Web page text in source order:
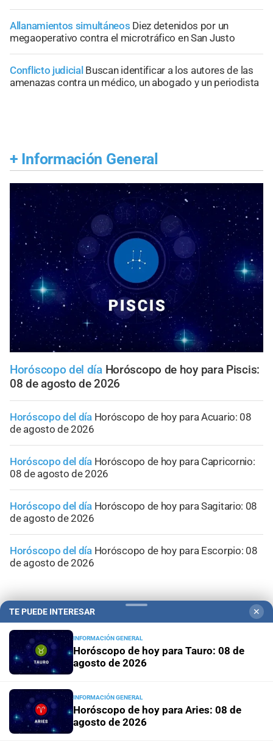
Allanamientos simultáneos Diez detenidos por un
megaoperativo contra el microtráfico en San Justo
Conflicto judicial Buscan identificar a los autores de las
amenazas contra un médico, un abogado y un periodista
+ Información General
Horóscopo del día Horóscopo de hoy para Piscis:
08 de agosto de 2026
Horóscopo del día Horóscopo de hoy para Acuario: 08
de agosto de 2026
Horóscopo del día Horóscopo de hoy para Capricornio:
08 de agosto de 2026
Horóscopo del día Horóscopo de hoy para Sagitario: 08
de agosto de 2026
Horóscopo del día Horóscopo de hoy para Escorpio: 08
de agosto de 2026
TE PUEDE INTERESAR ✕
INFORMACIÓN GENERAL
Horóscopo de hoy para Tauro: 08 de
agosto de 2026
INFORMACIÓN GENERAL
Horóscopo de hoy para Aries: 08 de
agosto de 2026